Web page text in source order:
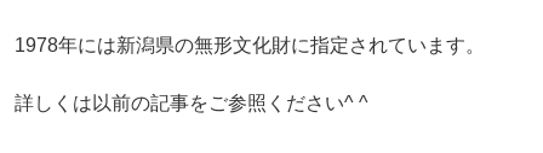
1978年には新潟県の無形文化財に指定されています。
詳しくは以前の記事をご参照ください^ ^